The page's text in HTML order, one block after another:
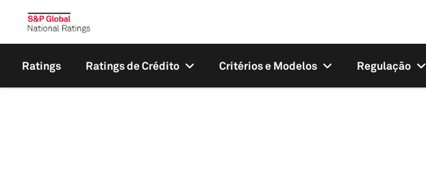
Ratings Ratings de Crédito Critérios e Modelos Regulação